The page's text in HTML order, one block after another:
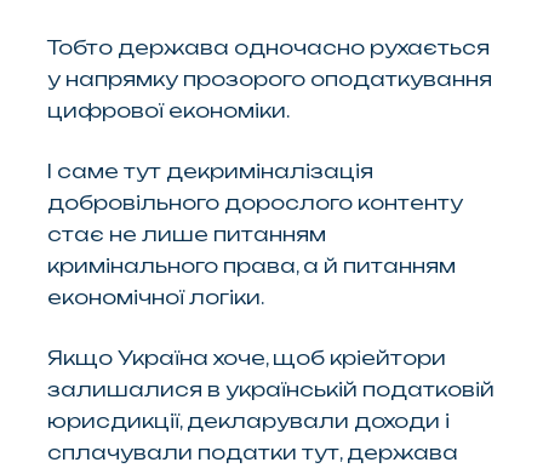
Тобто держава одночасно рухається
у напрямку прозорого оподаткування
цифрової економіки.
І саме тут декриміналізація
добровільного дорослого контенту
стає не лише питанням
кримінального права, а й питанням
економічної логіки.
Якщо Україна хоче, щоб кріейтори
залишалися в українській податковій
юрисдикції, декларували доходи і
сплачували податки тут, держава